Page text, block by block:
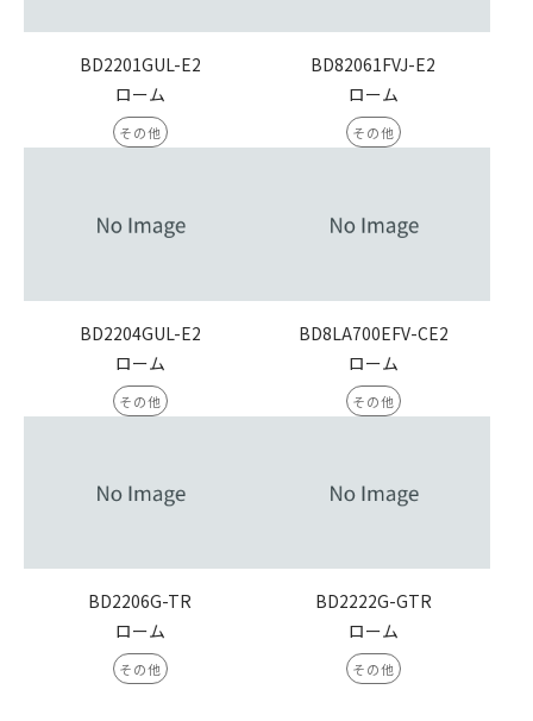
BD2201GUL-E2
ローム
その他
BD82061FVJ-E2
ローム
その他
BD2204GUL-E2
ローム
その他
BD8LA700EFV-CE2
ローム
その他
BD2206G-TR
ローム
その他
BD2222G-GTR
ローム
その他